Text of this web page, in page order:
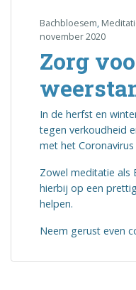
Bachbloesem,
november 2020
Zorg
In de herfst en
tegen verkoudheid
met het
Zowel meditatie als
hierbij op een
helpen.
Neem gerust even